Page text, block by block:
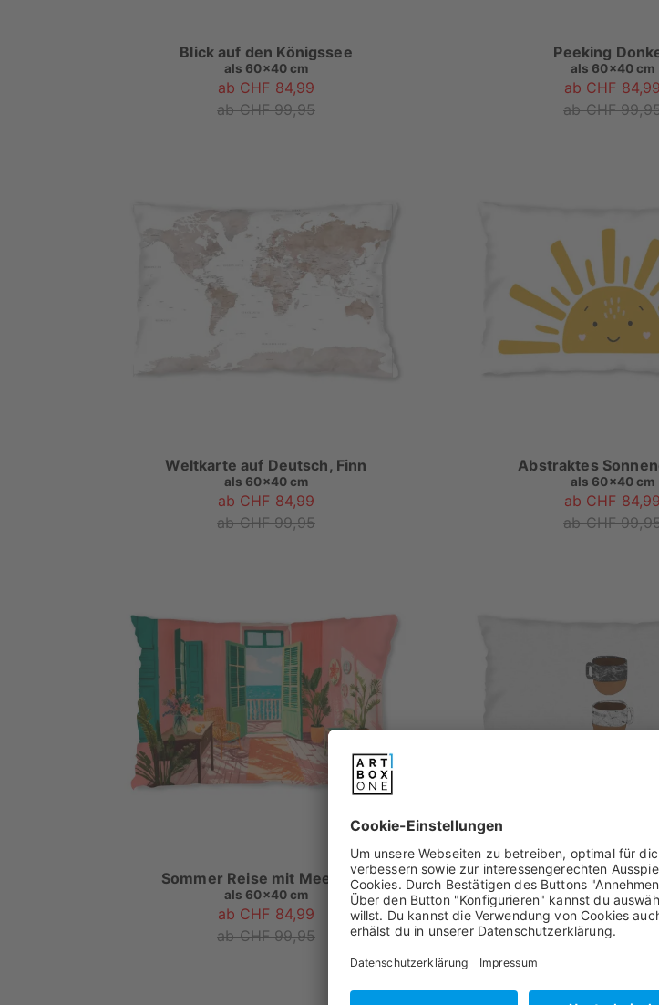
Blick auf den Königssee
als 60x40 cm
ab CHF 84,99
ab CHF 99,95
Peeking
als 60x40 cm
ab CHF 84,99
ab CHF
Weltkarte auf Deutsch, Finn
als 60x40 cm
ab CHF 84,99
ab CHF 99,95
Abstraktes
als 60x40 cm
ab CHF 84,99
ab CHF
Sommer Reise mit Meerblick
als 60x40 cm
ab CHF 84,99
ab CHF 99,95
Coffee Before
als 60x40 cm
ab CHF
ab CHF 99,95